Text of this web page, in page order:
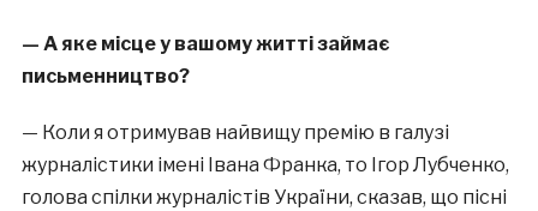
— А яке місце у вашому житті займає
письменництво?
— Коли я отримував найвищу премію в галузі
журналістики імені Івана Франка, то Ігор Лубченко,
голова спілки журналістів України, сказав, що пісні